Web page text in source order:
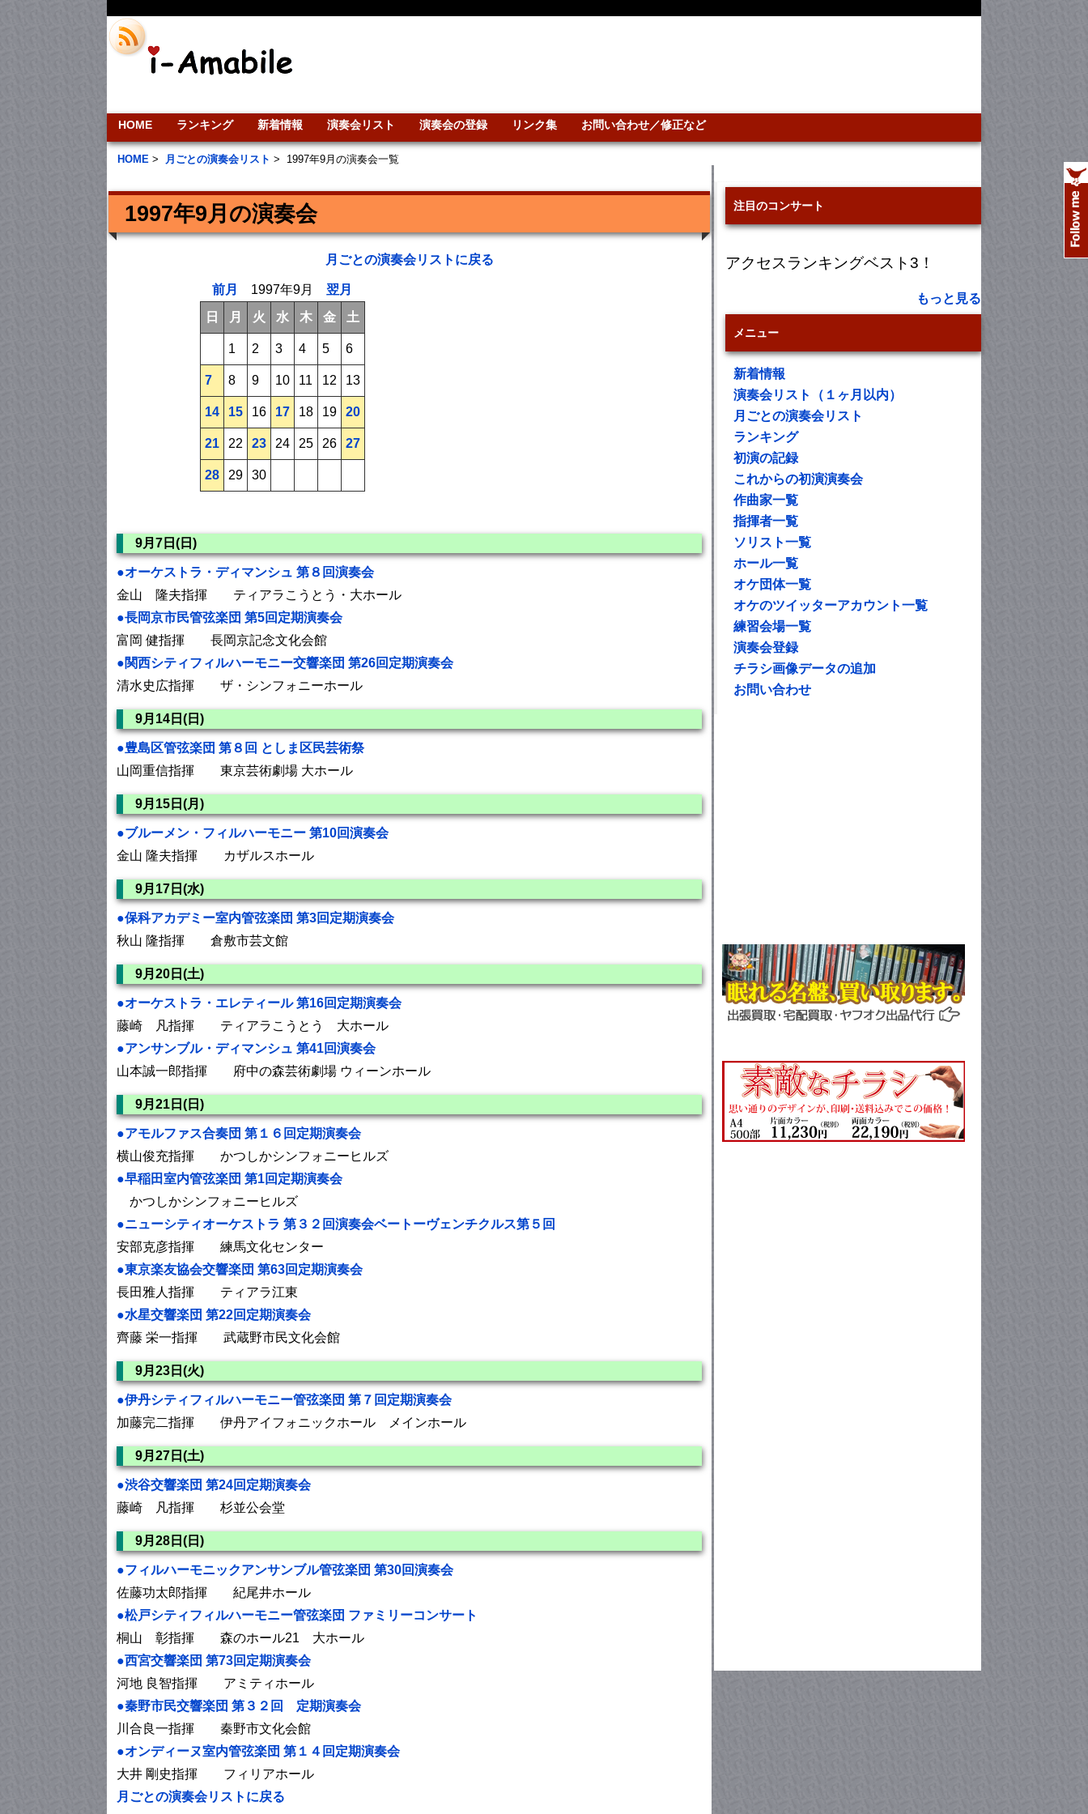
HOME ランキング 新着情報 演奏会リスト 演奏会の登録 リンク集 お問い合わせ／修正など
HOME > 月ごとの演奏会リスト > 1997年9月の演奏会一覧
1997年9月の演奏会
月ごとの演奏会リストに戻る
前月 1997年9月 翌月
日
月 火 水 木 金 土
1 2 3 4 5 6
7 8 9 10 11 12 13
14 15 16 17 18 19 20
21 22 23 24 25 26 27
28 29 30
9月7日(日)
●オーケストラ・ディマンシュ 第８回演奏会
金山 隆夫指揮 ティアラこうとう・大ホール
●長岡京市民管弦楽団 第5回定期演奏会
富岡 健指揮 長岡京記念文化会館
●関西シティフィルハーモニー交響楽団 第26回定期演奏会
清水史広指揮 ザ・シンフォニーホール
9月14日(日)
●豊島区管弦楽団 第８回 としま区民芸術祭
山岡重信指揮 東京芸術劇場 大ホール
9月15日(月)
●ブルーメン・フィルハーモニー 第10回演奏会
金山 隆夫指揮 カザルスホール
9月17日(水)
●保科アカデミー室内管弦楽団 第3回定期演奏会
秋山 隆指揮 倉敷市芸文館
9月20日(土)
●オーケストラ・エレティール 第16回定期演奏会
藤崎 凡指揮 ティアラこうとう 大ホール
●アンサンブル・ディマンシュ 第41回演奏会
山本誠一郎指揮 府中の森芸術劇場 ウィーンホール
9月21日(日)
●アモルファス合奏団 第１６回定期演奏会
横山俊充指揮 かつしかシンフォニーヒルズ
●早稲田室内管弦楽団 第1回定期演奏会
かつしかシンフォニーヒルズ
●ニューシティオーケストラ 第３２回演奏会ベートーヴェンチクルス第５回
安部克彦指揮 練馬文化センター
●東京楽友協会交響楽団 第63回定期演奏会
長田雅人指揮 ティアラ江東
●水星交響楽団 第22回定期演奏会
齊藤 栄一指揮 武蔵野市民文化会館
9月23日(火)
●伊丹シティフィルハーモニー管弦楽団 第７回定期演奏会
加藤完二指揮 伊丹アイフォニックホール メインホール
9月27日(土)
●渋谷交響楽団 第24回定期演奏会
藤崎 凡指揮 杉並公会堂
9月28日(日)
●フィルハーモニックアンサンブル管弦楽団 第30回演奏会
佐藤功太郎指揮 紀尾井ホール
●松戸シティフィルハーモニー管弦楽団 ファミリーコンサート
桐山 彰指揮 森のホール21 大ホール
●西宮交響楽団 第73回定期演奏会
河地 良智指揮 アミティホール
●秦野市民交響楽団 第３２回 定期演奏会
川合良一指揮 秦野市文化会館
●オンディーヌ室内管弦楽団 第１４回定期演奏会
大井 剛史指揮 フィリアホール
月ごとの演奏会リストに戻る
注目のコンサート
アクセスランキングベスト3！
もっと見る
メニュー
新着情報
演奏会リスト（１ヶ月以内）
月ごとの演奏会リスト
ランキング
初演の記録
これからの初演演奏会
作曲家一覧
指揮者一覧
ソリスト一覧
ホール一覧
オケ団体一覧
オケのツイッターアカウント一覧
練習会場一覧
演奏会登録
チラシ画像データの追加
お問い合わせ